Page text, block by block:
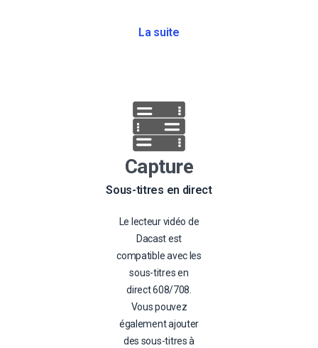
La suite
Capture
Sous-titres en direct
Le lecteur vidéo de
Dacast est
compatible avec les
sous-titres en
direct 608/708.
Vous pouvez
également ajouter
des sous-titres à